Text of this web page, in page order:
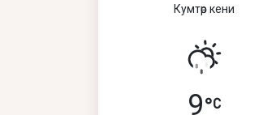
Кумтөр кени
9